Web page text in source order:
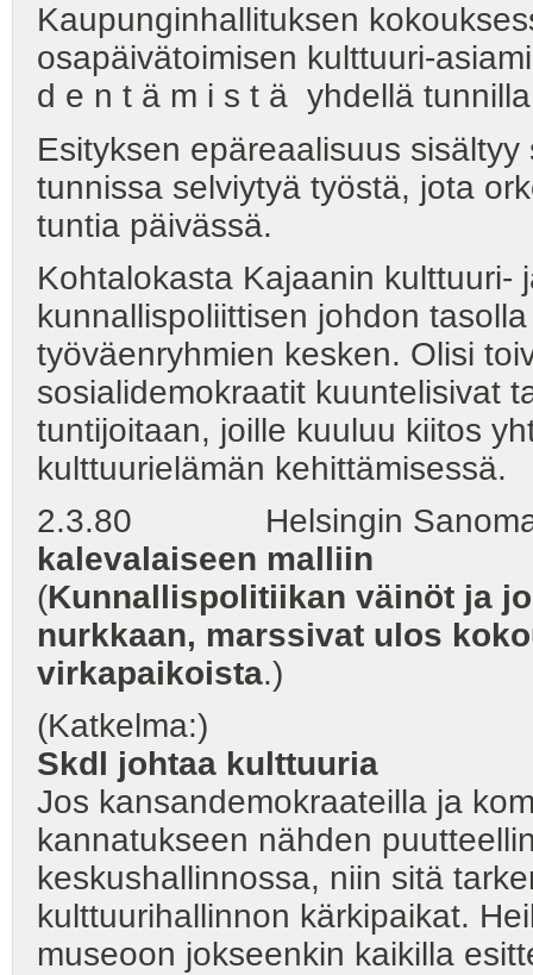
Kaupunginhallituksen
osapäivätoimisen kulttuuri-
d e n t ä m i s t ä yhdellä
Esityksen epäreaalisuus
tunnissa selviytyä työstä, jota
tuntia päivässä.
Kohtalokasta Kajaanin kulttuuri-
kunnallispoliittisen johdon
työväenryhmien kesken. Olisi
sosialidemokraatit kuuntelisivat
tuntijoitaan, joille kuuluu kiitos
kulttuurielämän kehittämisessä.
2.3.80 Helsingin
kalevalaiseen malliin
(Kunnallispolitiikan väinöt ja
nurkkaan, marssivat ulos
virkapaikoista.)
(Katkelma:)
Skdl johtaa kulttuuria
Jos kansandemokraateilla ja
kannatukseen nähden
keskushallinnossa, niin sitä
kulttuurihallinnon kärkipaikat.
museoon jokseenkin kaikilla